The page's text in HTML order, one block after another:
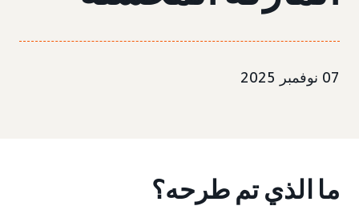
07 نوفمبر 2025
ما الذي تم طرحه؟